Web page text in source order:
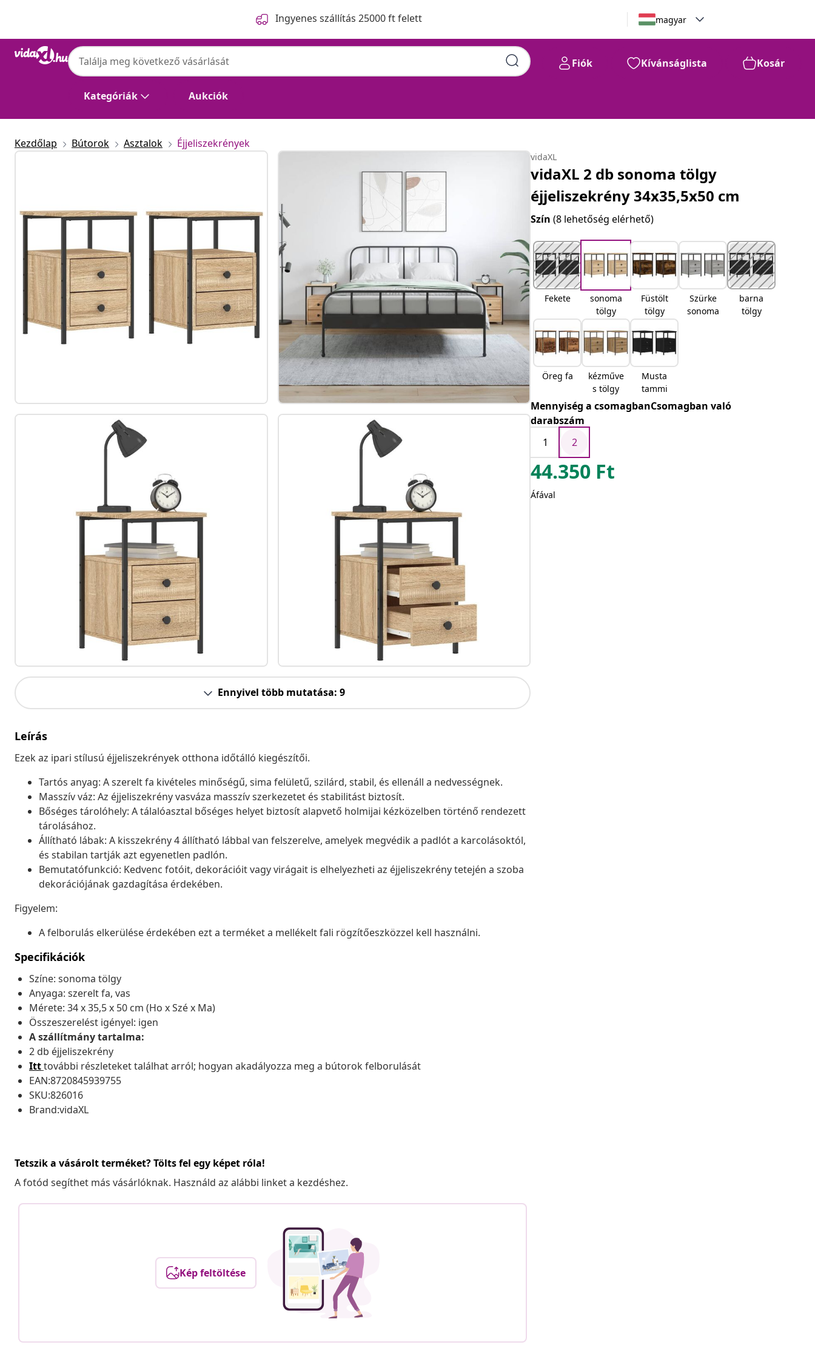
Ingyenes szállítás 25000 ft felett magyar
Kategóriák Aukciók
Fiók Kívánságlista Kosár
Kezdőlap Bútorok Asztalok Éjjeliszekrények
Ennyivel több mutatása: 9
Leírás
Ezek az ipari stílusú éjjeliszekrények otthona időtálló kiegészítői.
Tartós anyag: A szerelt fa kivételes minőségű, sima felületű, szilárd, stabil, és ellenáll a nedvességnek.
Masszív váz: Az éjjeliszekrény vasváza masszív szerkezetet és stabilitást biztosít.
Bőséges tárolóhely: A tálalóasztal bőséges helyet biztosít alapvető holmijai kézközelben történő rendezett
tárolásához.
Állítható lábak: A kisszekrény 4 állítható lábbal van felszerelve, amelyek megvédik a padlót a karcolásoktól,
és stabilan tartják azt egyenetlen padlón.
Bemutatófunkció: Kedvenc fotóit, dekorációit vagy virágait is elhelyezheti az éjjeliszekrény tetején a szoba
dekorációjának gazdagítása érdekében.
Figyelem:
A felborulás elkerülése érdekében ezt a terméket a mellékelt fali rögzítőeszközzel kell használni.
Specifikációk
Színe: sonoma tölgy
Anyaga: szerelt fa, vas
Mérete: 34 x 35,5 x 50 cm (Ho x Szé x Ma)
Összeszerelést igényel: igen
A szállítmány tartalma:
2 db éjjeliszekrény
Itttovábbi részleteket találhat arról; hogyan akadályozza meg a bútorok felborulását
EAN:8720845939755
SKU:826016
Brand:vidaXL
Tetszik a vásárolt terméket? Tölts fel egy képet róla!
A fotód segíthet más vásárlóknak. Használd az alábbi linket a kezdéshez.
Kép feltöltése
vidaXL
vidaXL 2 db sonoma tölgy
éjjeliszekrény 34x35,5x50 cm
Szín(8 lehetőség elérhető)
Fekete
sonoma
tölgy
Füstölt
tölgy
Szürke
sonoma
barna
tölgy
Öreg fa
kézműve
s tölgy
Musta
tammi
Mennyiség a csomagbanCsomagban való
darabszám
1
2
44.350 Ft
Áfával